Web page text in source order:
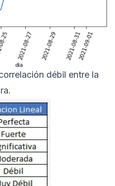
débil entre la